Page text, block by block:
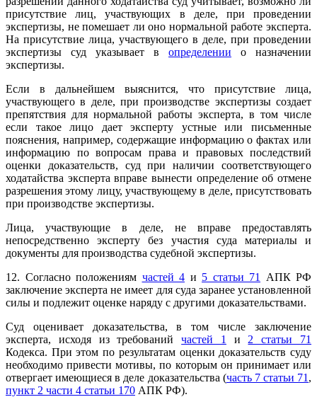
присутствие лиц, участвующих в деле, при проведении
экспертизы, не помешает ли оно нормальной работе эксперта.
На присутствие лица, участвующего в деле, при проведении
экспертизы суд указывает в определении о назначении
экспертизы.
Если в дальнейшем выяснится, что присутствие лица,
участвующего в деле, при производстве экспертизы создает
препятствия для нормальной работы эксперта, в том числе
если такое лицо дает эксперту устные или письменные
пояснения, например, содержащие информацию о фактах или
информацию по вопросам права и правовых последствий
оценки доказательств, суд при наличии соответствующего
ходатайства эксперта вправе вынести определение об отмене
разрешения этому лицу, участвующему в деле, присутствовать
при производстве экспертизы.
Лица, участвующие в деле, не вправе предоставлять
непосредственно эксперту без участия суда материалы и
документы для производства судебной экспертизы.
12. Согласно положениям частей 4 и 5 статьи 71
АПК РФ
заключение эксперта не имеет для суда заранее установленной
силы и подлежит оценке наряду с другими доказательствами.
Суд оценивает доказательства, в том числе заключение
эксперта, исходя из требованийчастей 1 и 2 статьи 71
Кодекса. При этом по результатам оценки доказательств суду
необходимо привести мотивы, по которым он принимает или
отвергает имеющиеся в деле доказательства (часть 7 статьи 71 ,
пункт 2 части 4 статьи 170 АПК РФ).